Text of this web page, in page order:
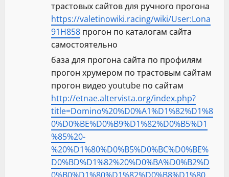
трастовых сайтов для ручного прогона
https://valetinowiki.racing/wiki/User:Lona
91H858 прогон по каталогам сайта
самостоятельно
база для прогона сайта по профилям
прогон хрумером по трастовым сайтам
прогон видео youtube по сайтам
http://etnae.altervista.org/index.php?
title=Domino%20%D0%A1%D1%82%D1%8
0%D0%BE%D0%B9%D1%82%D0%B5%D1
%85%20-
%20%D1%80%D0%B5%D0%BC%D0%BE%
D0%BD%D1%82%20%D0%BA%D0%B2%D